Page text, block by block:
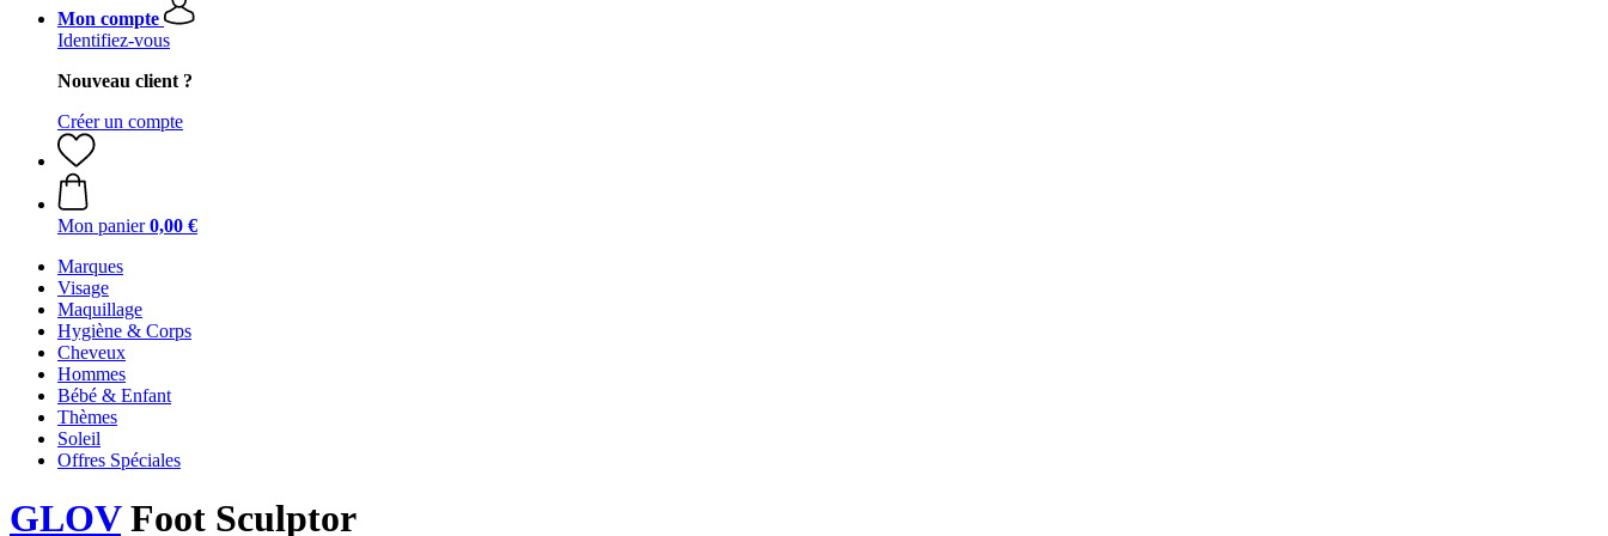
Mon compte
Identifiez-vous
Nouveau client ?
Créer un compte
Mon panier 0,00 €
Marques
Visage
Maquillage
Hygiène & Corps
Cheveux
Hommes
Bébé & Enfant
Thèmes
Soleil
Offres Spéciales
GLOVFoot Sculptor